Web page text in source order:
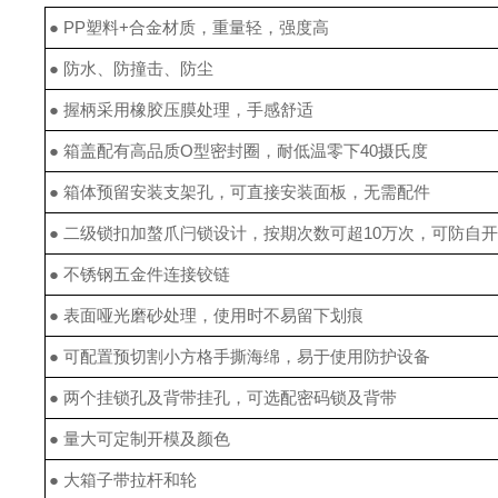
● PP塑料+合金材质，重量轻，强度高
● 防水、防撞击、防尘
● 握柄采用橡胶压膜处理，手感舒适
● 箱盖配有高品质O型密封圈，耐低温零下40摄氏度
● 箱体预留安装支架孔，可直接安装面板，无需配件
● 二级锁扣加螯爪闩锁设计，按期次数可超10万次，可防自开
● 不锈钢五金件连接铰链
● 表面哑光磨砂处理，使用时不易留下划痕
● 可配置预切割小方格手撕海绵，易于使用防护设备
● 两个挂锁孔及背带挂孔，可选配密码锁及背带
● 量大可定制开模及颜色
● 大箱子带拉杆和轮